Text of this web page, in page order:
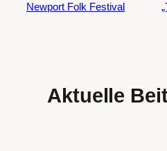
Newport Folk Festival
Aktuelle